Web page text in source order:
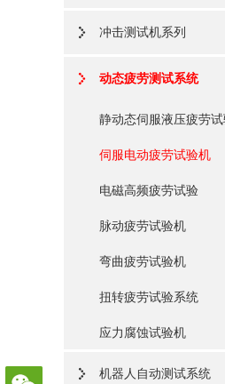
冲击测试机系列
动态疲劳测试系统
静动态伺服液压疲劳
伺服电动疲劳试验机
电磁高频疲劳试验
脉动疲劳试验机
弯曲疲劳试验机
扭转疲劳试验系统
应力腐蚀试验机
机器人自动测试系统